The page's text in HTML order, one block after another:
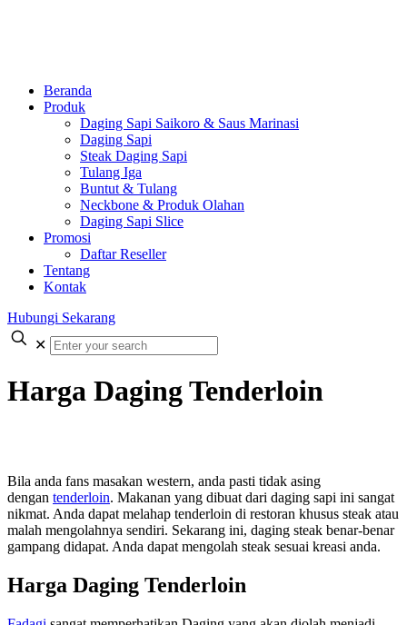
Beranda
Produk
Daging Sapi Saikoro & Saus Marinasi
Daging Sapi
Steak Daging Sapi
Tulang Iga
Buntut & Tulang
Neckbone & Produk Olahan
Daging Sapi Slice
Promosi
Daftar Reseller
Tentang
Kontak
Hubungi Sekarang
✕
Harga Daging Tenderloin
Bila anda fans masakan western, anda pasti tidak asing
dengan tenderloin. Makanan yang dibuat dari daging sapi ini sangat
nikmat. Anda dapat melahap tenderloin di restoran khusus steak atau
malah mengolahnya sendiri. Sekarang ini, daging steak benar-benar
gampang didapat. Anda dapat mengolah steak sesuai kreasi anda.
Harga Daging Tenderloin